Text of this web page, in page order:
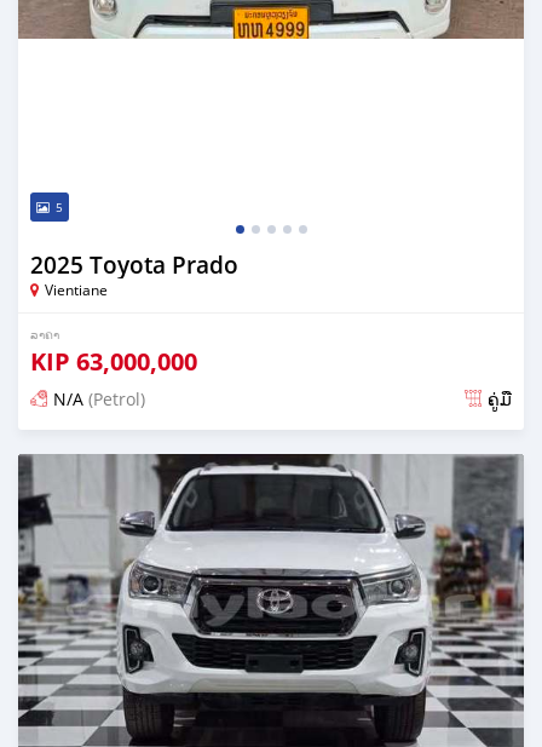
5
2025 Toyota Prado
Vientiane
ລາຄາ
KIP 63,000,000
N/A (Petrol) ຄູ່ມື
ໂພດ 23 ມື້ ກ່ອນ ໜ້າ ນີ້